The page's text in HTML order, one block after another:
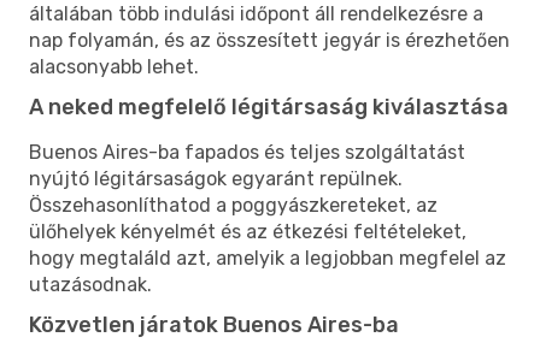
általában több indulási időpont áll rendelkezésre a
nap folyamán, és az összesített jegyár is érezhetően
alacsonyabb lehet.
A neked megfelelő légitársaság kiválasztása
Buenos Aires-ba fapados és teljes szolgáltatást
nyújtó légitársaságok egyaránt repülnek.
Összehasonlíthatod a poggyászkereteket, az
ülőhelyek kényelmét és az étkezési feltételeket,
hogy megtaláld azt, amelyik a legjobban megfelel az
utazásodnak.
Közvetlen járatok Buenos Aires-ba